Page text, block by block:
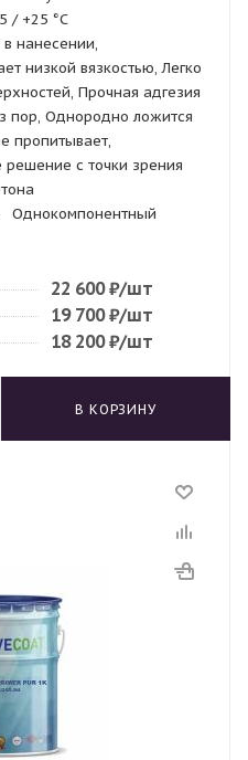
/ +25 °C
в нанесении,
низкой вязкостью, Легко
Прочная адгезия
пор, Однородно ложится
пропитывает,
с точки зрения
Однокомпонентный
22 600₽/шт
19 700₽/шт
18 200₽/шт
В КОРЗИНУ